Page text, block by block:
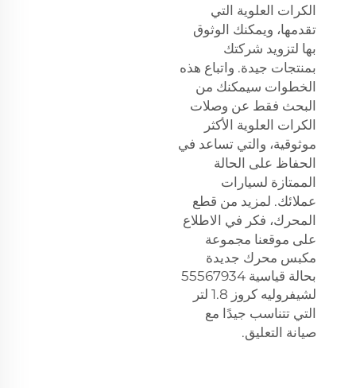
الكرات العلوية التي
تقدمها، ويمكنك الوثوق
بها لتزويد شركتك
بمنتجات جيدة. واتباع هذه
الخطوات سيمكنك من
البحث فقط عن وصلات
الكرات العلوية الأكثر
موثوقية، والتي تساعد في
الحفاظ على الحالة
الممتازة لسيارات
عملائك. لمزيد من قطع
المحرك، فكر في الاطلاع
على موقعنا مجموعة
مكبس محرك جديدة
بحالة قياسية 55567934
لشيفروليه كروز 1.8 لتر
التي تتناسب جيدًا مع
صيانة التعليق.